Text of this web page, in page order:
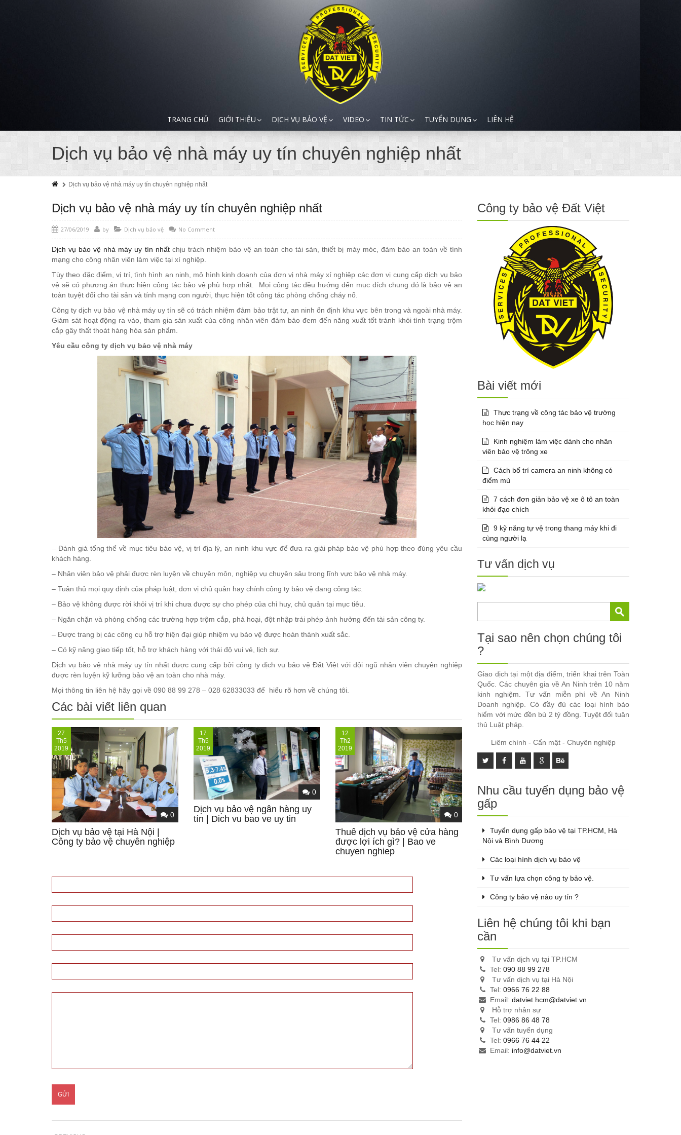
TRANG CHỦ GIỚI THIỆU DỊCH VỤ BẢO VỆ VIDEO TIN TỨC TUYỂN DỤNG LIÊN HỆ
Dịch vụ bảo vệ nhà máy uy tín chuyên nghiệp nhất
Dịch vụ bảo vệ nhà máy uy tín chuyên nghiệp nhất
Dịch vụ bảo vệ nhà máy uy tín chuyên nghiệp nhất
27/06/2019 by Dịch vụ bảo vệ No Comment
Dịch vụ bảo vệ nhà máy uy tín nhất chịu trách nhiệm bảo vệ an toàn cho tài sản, thiết bị máy móc, đảm bảo an toàn về tính
mạng cho công nhân viên làm việc tại xí nghiệp.
Tùy theo đặc điểm, vị trí, tình hình an ninh, mô hình kinh doanh của đơn vị nhà máy xí nghiệp các đơn vị cung cấp dịch vụ bảo
vệ sẽ có phương án thực hiện công tác bảo vệ phù hợp nhất. Mọi công tác đều hướng đến mục đích chung đó là bảo vệ an
toàn tuyệt đối cho tài sản và tính mạng con người, thực hiện tốt công tác phòng chống cháy nổ.
Công ty dịch vụ bảo vệ nhà máy uy tín sẽ có trách nhiệm đảm bảo trật tự, an ninh ổn định khu vực bên trong và ngoài nhà máy.
Giám sát hoạt động ra vào, tham gia sản xuất của công nhân viên đảm bảo đem đến năng xuất tốt tránh khỏi tình trạng trộm
cắp gây thất thoát hàng hóa sản phẩm.
Yêu cầu công ty dịch vụ bảo vệ nhà máy
– Đánh giá tổng thể về mục tiêu bảo vệ, vị trí địa lý, an ninh khu vực để đưa ra giải pháp bảo vệ phù hợp theo đúng yêu cầu
khách hàng.
– Nhân viên bảo vệ phải được rèn luyện về chuyên môn, nghiệp vụ chuyên sâu trong lĩnh vực bảo vệ nhà máy.
– Tuân thủ mọi quy định của pháp luật, đơn vị chủ quản hay chính công ty bảo vệ đang công tác.
– Bảo vệ không được rời khỏi vị trí khi chưa được sự cho phép của chỉ huy, chủ quản tại mục tiêu.
– Ngăn chặn và phòng chống các trường hợp trộm cắp, phá hoại, đột nhập trái phép ảnh hưởng đến tài sản công ty.
– Được trang bị các công cụ hỗ trợ hiện đại giúp nhiệm vụ bảo vệ được hoàn thành xuất sắc.
– Có kỹ năng giao tiếp tốt, hỗ trợ khách hàng với thái độ vui vẻ, lịch sự.
Dịch vụ bảo vệ nhà máy uy tín nhất được cung cấp bởi công ty dịch vụ bảo vệ Đất Việt với đội ngũ nhân viên chuyên nghiệp
được rèn luyện kỹ lưỡng bảo vệ an toàn cho nhà máy.
Mọi thông tin liên hệ hãy gọi về 090 88 99 278 – 028 62833033 để hiểu rõ hơn về chúng tôi.
Các bài viết liên quan
27
Th5
2019
0
Dịch vụ bảo vệ tại Hà Nội |
Công ty bảo vệ chuyên nghiệp
17
Th5
2019
0
Dịch vụ bảo vệ ngân hàng uy
tín | Dich vu bao ve uy tin
12
Th2
2019
0
Thuê dịch vụ bảo vệ cửa hàng
được lợi ích gì? | Bao ve
chuyen nghiep
Công ty bảo vệ Đất Việt
Bài viết mới
Thực trạng về công tác bảo vệ trường
học hiện nay
Kinh nghiệm làm việc dành cho nhân
viên bảo vệ trông xe
Cách bố trí camera an ninh không có
điểm mù
7 cách đơn giản bảo vệ xe ô tô an toàn
khỏi đạo chích
9 kỹ năng tự vệ trong thang máy khi đi
cùng người lạ
Tư vấn dịch vụ
Tại sao nên chọn chúng tôi
?
Giao dịch tại một địa điểm, triển khai trên Toàn
Quốc. Các chuyên gia về An Ninh trên 10 năm
kinh nghiệm. Tư vấn miễn phí về An Ninh
Doanh nghiệp. Có đầy đủ các loại hình bảo
hiểm với mức đền bù 2 tỷ đồng. Tuyệt đối tuân
thủ Luật pháp.
Liêm chính - Cẩn mật - Chuyên nghiệp
Nhu cầu tuyển dụng bảo vệ
gấp
Tuyển dụng gấp bảo vệ tại TP.HCM, Hà
Nội và Bình Dương
Các loại hình dịch vụ bảo vệ
Tư vấn lựa chọn công ty bảo vệ.
Công ty bảo vệ nào uy tín ?
Liên hệ chúng tôi khi bạn
cần
Tư vấn dịch vụ tại TP.HCM
Tel:090 88 99 278
Tư vấn dịch vụ tại Hà Nội
Tel:0966 76 22 88
Email:datviet.hcm@datviet.vn
Hỗ trợ nhân sự
Tel:0986 86 48 78
Tư vấn tuyển dụng
Tel:0966 76 44 22
Email: info@datviet.vn